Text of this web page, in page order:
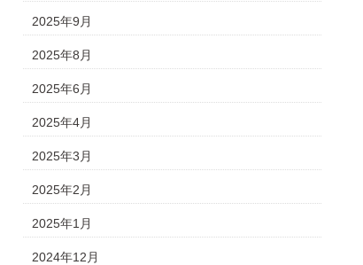
2025年9月
2025年8月
2025年6月
2025年4月
2025年3月
2025年2月
2025年1月
2024年12月